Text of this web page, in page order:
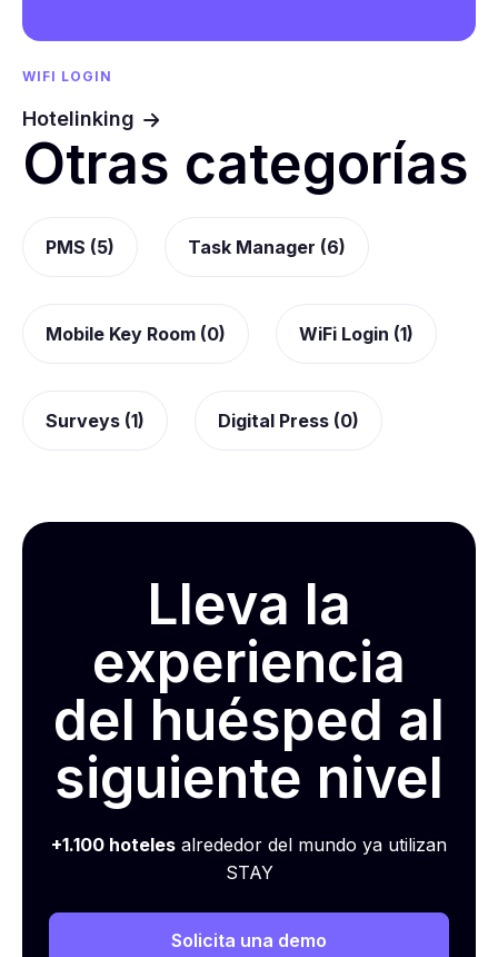
WIFI LOGIN
Hotelinking
Otras categorías
PMS (5) Task Manager (6)
Mobile Key Room (0) WiFi Login (1)
Surveys (1) Digital Press (0)
Lleva la
experiencia
del huésped al
siguiente nivel
+1.100 hoteles alrededor del mundo ya utilizan
STAY
Solicita una demo